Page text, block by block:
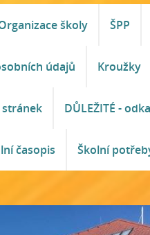
školy ŠPP
údajů Kroužky
DŮLEŽITÉ -
časopis Školní